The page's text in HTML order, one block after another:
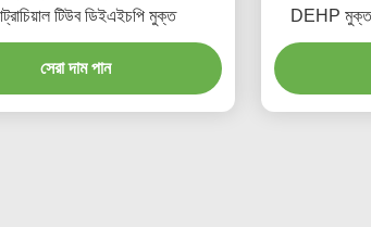
টিউব ডিইএইচপি মুক্ত
সেরা দাম পান
DEHP মুক্ত